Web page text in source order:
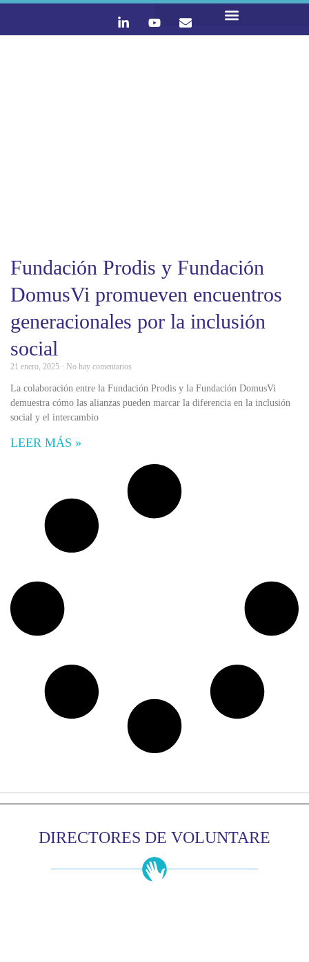
Fundación Prodis y Fundación
DomusVi promueven encuentros
generacionales por la inclusión
social
21 enero, 2025 No hay comentarios
La colaboración entre la Fundación Prodis y la Fundación DomusVi
demuestra cómo las alianzas pueden marcar la diferencia en la inclusión
social y el intercambio
LEER MÁS »
DIRECTORES DE VOLUNTARE